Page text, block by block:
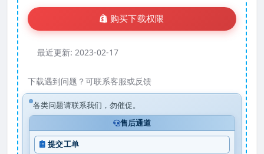
购买下载权限
最近更新: 2023-02-17
下载遇到问题？可联系客服或反馈
各类问题请联系我们，勿催促。
售后通道
提交工单